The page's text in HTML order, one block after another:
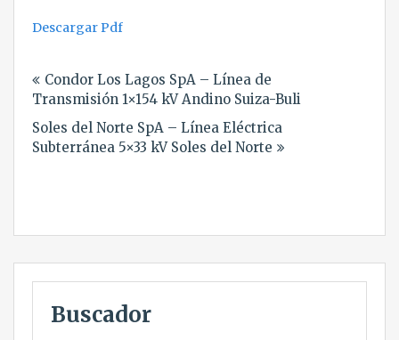
Descargar Pdf
de
entradas
Condor Los Lagos SpA – Línea de
Transmisión 1×154 kV Andino Suiza-Buli
Soles del Norte SpA – Línea Eléctrica
Subterránea 5×33 kV Soles del Norte
Buscador